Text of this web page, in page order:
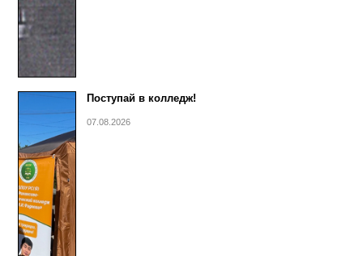
Поступай в колледж!
07.08.2026